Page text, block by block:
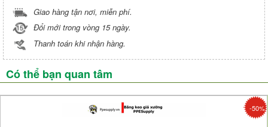
Giao hàng tận nơi, miễn phí.
Đổi mới trong vòng 15 ngày.
Thanh toán khi nhận hàng.
Có thể bạn quan tâm
-50%